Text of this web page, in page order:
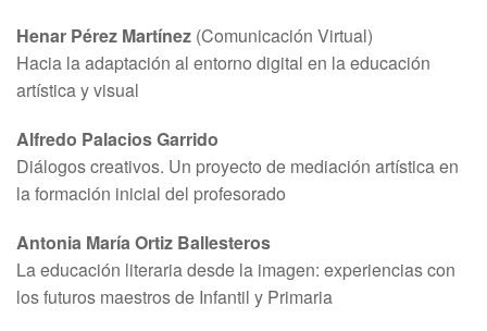
Henar Pérez Martínez (Comunicación Virtual)
Hacia la adaptación al entorno digital en la educación
artística y visual
Alfredo Palacios Garrido
Diálogos creativos. Un proyecto de mediación artística en
la formación inicial del profesorado
Antonia María Ortiz Ballesteros
La educación literaria desde la imagen: experiencias con
los futuros maestros de Infantil y Primaria